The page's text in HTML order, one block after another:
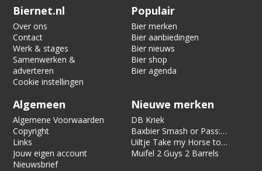
Verification code:
Biernet.nl
Over ons
Contact
Werk & stages
Samenwerken &
adverteren
Cookie instellingen
Populair
Bier merken
Bier aanbiedingen
Bier nieuws
Bier shop
Bier agenda
Algemeen
Algemene Voorwaarden
Copyright
Links
Jouw eigen account
Nieuwsbrief
Nieuwe merken
DB Kriek
Baxbier Smash or Pass:
Strata
Uiltje Take my Horse to
the Hotel Room
Muifel 2 Guys 2 Barrels